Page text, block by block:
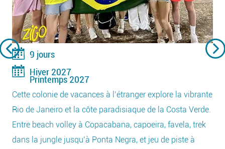
9 jours
Hiver 2027
Printemps 2027
Cette colonie de vacances à l’étranger explore la vibrante
Rio de Janeiro et la côte paradisiaque de la Costa Verde.
Entre beach volley à Copacabana, capoeira, favela, trek
dans la jungle jusqu’à Ponta Negra, et jeu de piste à